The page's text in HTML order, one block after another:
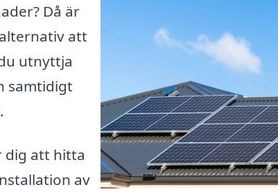
Då är
att
utnyttja
samtidigt
dig att hitta
av